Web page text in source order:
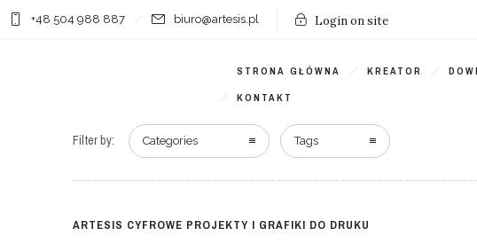
+48 504 988 887 biuro@artesis.pl Login on site
STRONA GŁÓWNA KREATOR
KONTAKT
Filter by: Categories Tags
ARTESIS CYFROWE PROJEKTY I GRAFIKI DO DRUKU